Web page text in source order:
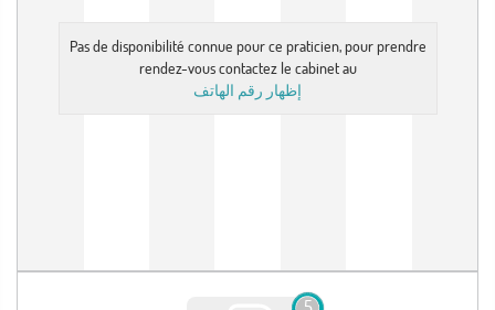
Pas de disponibilité connue pour ce praticien, pour prendre
rendez-vous contactez le cabinet au
إظهار رقم الهاتف